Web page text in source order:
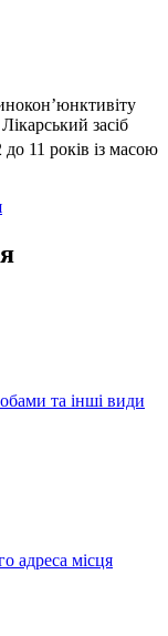
засіб
11 років із масою
та інші види
адреса місця